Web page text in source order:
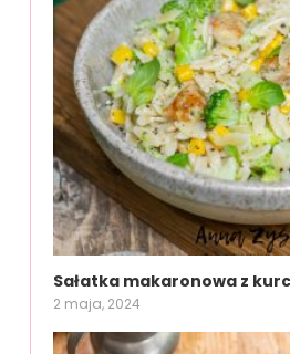
Sałatka makaronowa z
2 maja, 2024